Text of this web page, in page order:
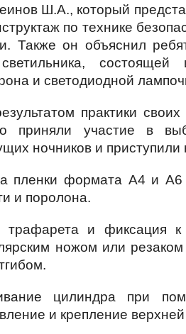
Ш.А., который
по технике
Также он объяснил
и светодиодной
практики
приняли участие в
ночников и приступили
пленки формата А4 и А6
и поролона.
и фиксация к
ножом или
цилиндра при
и крепление